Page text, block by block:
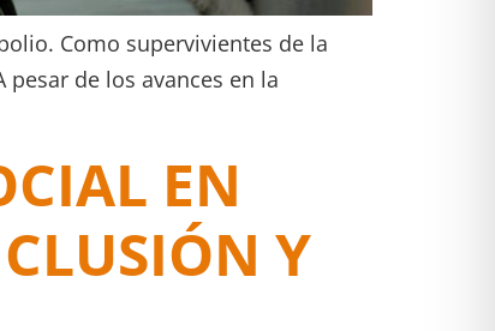
Como supervivientes de la
de los avances en la
EN
Y